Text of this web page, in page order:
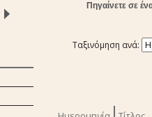
Πηγαίνετε σε
Ταξινόμηση ανά: